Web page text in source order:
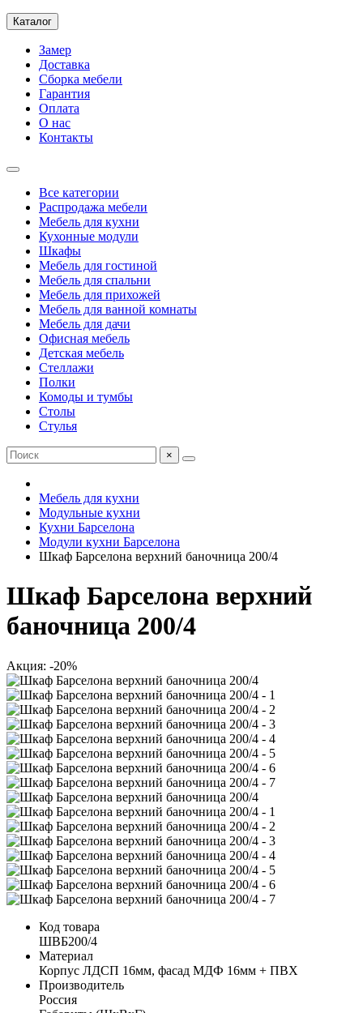
Каталог
Замер
Доставка
Сборка мебели
Гарантия
Оплата
О нас
Контакты
Все категории
Распродажа мебели
Мебель для кухни
Кухонные модули
Шкафы
Мебель для гостиной
Мебель для спальни
Мебель для прихожей
Мебель для ванной комнаты
Мебель для дачи
Офисная мебель
Детская мебель
Стеллажи
Полки
Комоды и тумбы
Столы
Стулья
×
Мебель для кухни
Модульные кухни
Кухни Барселона
Модули кухни Барселона
Шкаф Барселона верхний баночница 200/4
Шкаф Барселона верхний
баночница 200/4
Акция: -20%
Код товара
ШВБ200/4
Материал
Корпус ЛДСП 16мм, фасад МДФ 16мм + ПВХ
Производитель
Россия